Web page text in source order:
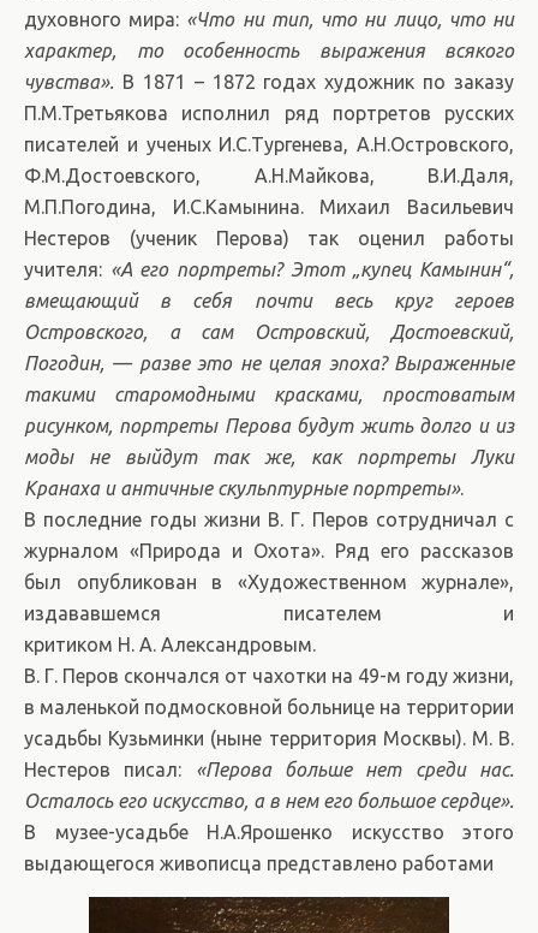
духовного мира: «Что ни тип, что ни лицо, что ни
характер, то особенность выражения всякого
чувства». В 1871 – 1872 годах художник по заказу
П.М.Третьякова исполнил ряд портретов русских
писателей и ученых И.С.Тургенева, А.Н.Островского,
Ф.М.Достоевского, А.Н.Майкова, В.И.Даля,
М.П.Погодина, И.С.Камынина. Михаил Васильевич
Нестеров (ученик Перова) так оценил работы
учителя: «А его портреты? Этот „купец Камынин“,
вмещающий в себя почти весь круг героев
Островского, а сам Островский, Достоевский,
Погодин, — разве это не целая эпоха? Выраженные
такими старомодными красками, простоватым
рисунком, портреты Перова будут жить долго и из
моды не выйдут так же, как портреты Луки
Кранаха и античные скульптурные портреты».
В последние годы жизни В. Г. Перов сотрудничал с
журналом «Природа и Охота». Ряд его рассказов
был опубликован в «Художественном журнале»,
издававшемся писателем и
критиком Н. А. Александровым.
В. Г. Перов скончался от чахотки на 49-м году жизни,
в маленькой подмосковной больнице на территории
усадьбы Кузьминки (ныне территория Москвы). М. В.
Нестеров писал: «Перова больше нет среди нас.
Осталось его искусство, а в нем его большое сердце».
В музее-усадьбе Н.А.Ярошенко искусство этого
выдающегося живописца представлено работами